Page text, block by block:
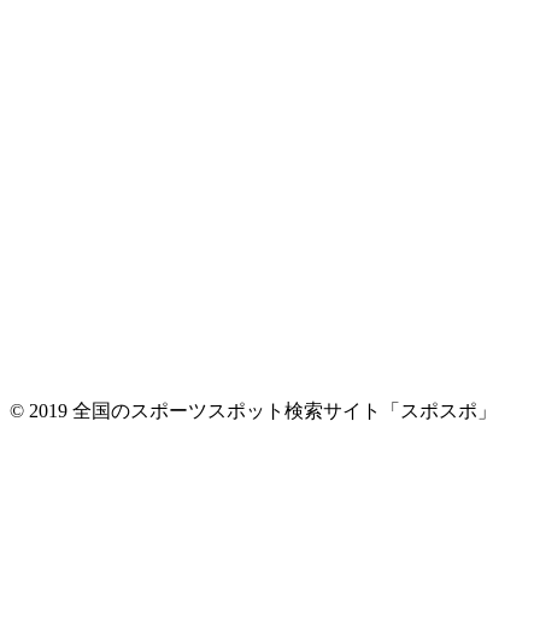
© 2019 全国のスポーツスポット検索サイト「スポスポ」